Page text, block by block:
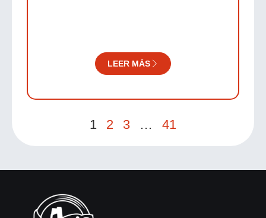
LEER MÁS
1 2 3 … 41